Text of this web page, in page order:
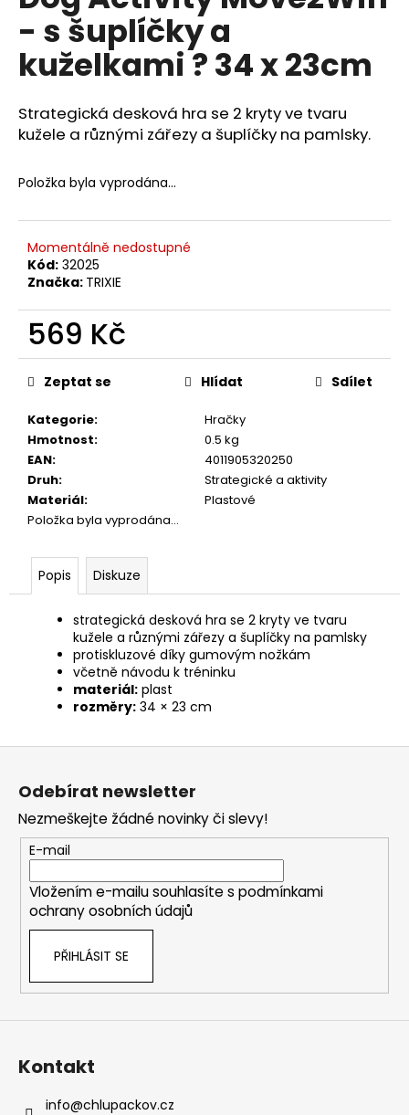
z
5
hvězdiček.
- s šuplíčky a
kuželkami ? 34 x 23cm
Strategická desková hra se 2 kryty ve tvaru
kužele a různými zářezy a šuplíčky na pamlsky.
Položka byla vyprodána…
Momentálně nedostupné
Kód: 32025
Značka: TRIXIE
569 Kč
Měrná
cena:
Kategorie:
Hračky
Hmotnost:
0.5 kg
EAN:
4011905320250
Druh:
Strategické a aktivity
Materiál:
Plastové
Položka byla vyprodána…
Zeptat se Hlídat Sdílet
Popis Diskuze
strategická desková hra se 2 kryty ve tvaru
kužele a různými zářezy a šuplíčky na pamlsky
protiskluzové díky gumovým nožkám
včetně návodu k tréninku
materiál: plast
rozměry: 34 × 23 cm
a
j
í
?
D
o
p
o
u
č
u
e
m
e
JOSERA
KIDS
900G
Z
Odebírat newsletter
Nezmeškejte žádné novinky či slevy!
E-mail
Vložením e-mailu souhlasíte s podmínkami
ochrany osobních údajů
PŘIHLÁSIT SE
Kontakt
info@chlupackov.cz